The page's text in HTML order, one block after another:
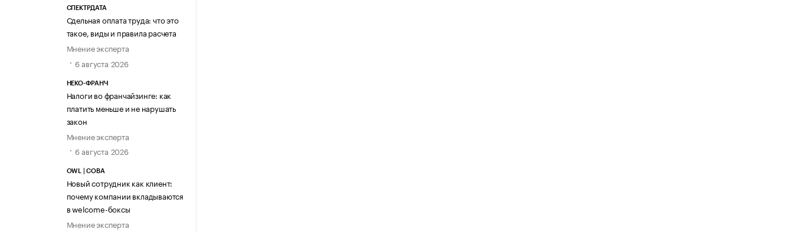
СПЕКТРДАТА
Сдельная оплата труда: что это
такое, виды и правила расчета
Мнение эксперта
6 августа 2026
НЕКО-ФРАНЧ
Налоги во франчайзинге: как
платить меньше и не нарушать
закон
Мнение эксперта
6 августа 2026
OWL | СОВА
Новый сотрудник как клиент:
почему компании вкладываются
в welcome-боксы
Мнение эксперта